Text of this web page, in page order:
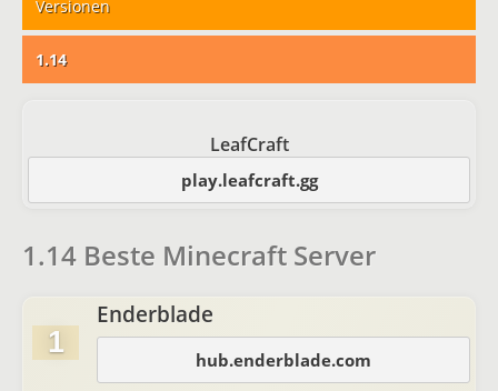
Versionen
1.14
LeafCraft
play.leafcraft.gg
1.14 Beste Minecraft Server
1
Enderblade
hub.enderblade.com